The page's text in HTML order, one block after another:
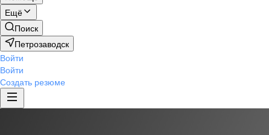
Ещё
Поиск
Петрозаводск
Войти
Войти
Создать резюме